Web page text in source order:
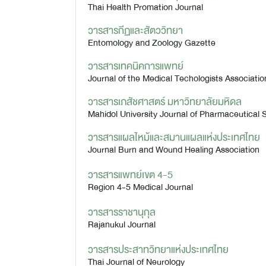
Thai Health Promation Journal
วารสารกีฏและสัตววิทยา
Entomology and Zoology Gazette
วารสารเทคนิคการแพทย์
Journal of the Medical Techologists
วารสารเภสัชศาสตร์ มหาวิทยาลัยมหิดล
Mahidol University Journal of Pharmaceutical
วารสารแผลไหม้และสมานแผลแห่งประเทศไทย
Journal Burn and Wound Healing Association
วารสารแพทย์เขต 4-5
Region 4-5 Medical Journal
วารสารราชานุกุล
Rajanukul Journal
วารสารประสาทวิทยาแห่งประเทศไทย
Thai Journal of Neurology